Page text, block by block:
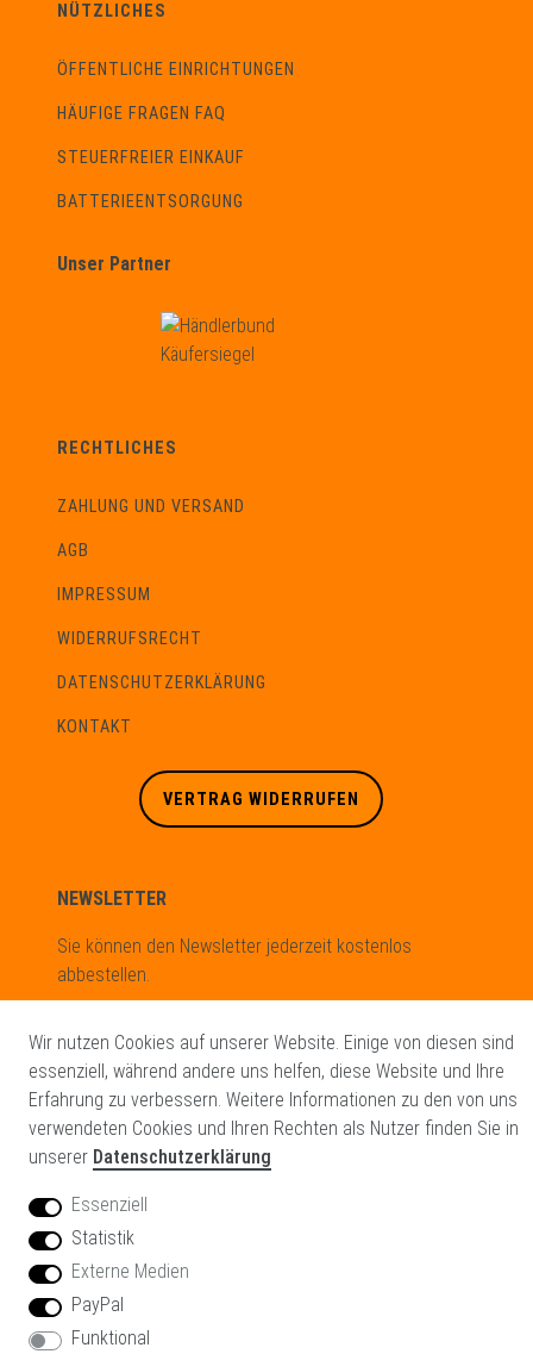
NÜTZLICHES
ÖFFENTLICHE EINRICHTUNGEN
HÄUFIGE FRAGEN FAQ
STEUERFREIER EINKAUF
BATTERIEENTSORGUNG
Unser Partner
RECHTLICHES
ZAHLUNG UND VERSAND
AGB
IMPRESSUM
WIDERRUFSRECHT
DATENSCHUTZERKLÄRUNG
KONTAKT
VERTRAG WIDERRUFEN
NEWSLETTER
Sie können den Newsletter jederzeit kostenlos
abbestellen.
Honig
Hiermit bestätige ich, dass ich dieDaten­schutz­erklärung gelesen
habe. Meine Einwilligung kann ich jederzeit widerrufen.**
Wir nutzen Cookies auf unserer Website. Einige von diesen sind
essenziell, während andere uns helfen, diese Website und Ihre
Erfahrung zu verbessern. Weitere Informationen zu den von uns
verwendeten Cookies und Ihren Rechten als Nutzer finden Sie in
unserer Datenschutzerklärung
Essenziell
Statistik
Externe Medien
PayPal
Funktional